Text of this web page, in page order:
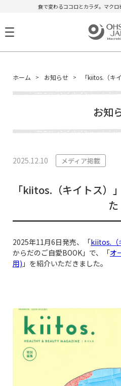
食で変わるココロとカラダ。マクロ
ホーム お知らせ 「kiitos.（キ
お知
2025.12.10 メディア掲載
「kiitos.（キイトス）
た
2025年11月6日発売、「kiitos.（
からだのご自愛BOOK」で、「オ
用) 」を紹介いただきました。